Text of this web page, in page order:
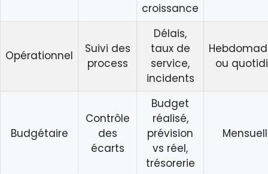
croissance
Opérationnel
Suivi des
process
Délais,
taux de
service,
incidents
ou
Budgétaire
Contrôle
des
écarts
Budget
réalisé,
prévision
vs réel,
trésorerie